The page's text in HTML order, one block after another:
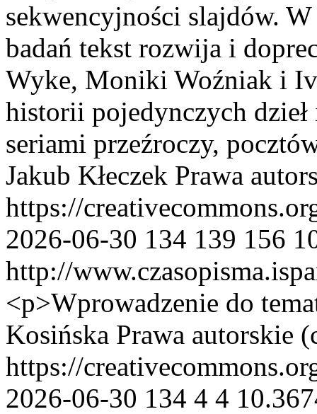
sekwencyjności slajdów.
badań tekst rozwija i
Wyke, Moniki Woźniak i
historii pojedynczych
seriami przeźroczy,
Jakub Kłeczek Prawa
https://
2026-06-30 134 139 156
http://
<p>Wprowadzenie do
Kosińska Prawa autorskie
https://
2026-06-30 134 4 4